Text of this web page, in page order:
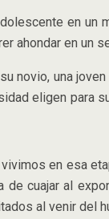
en un
ahondar en un
novio, una
eligen para
en esa
de cuajar al
al venir del